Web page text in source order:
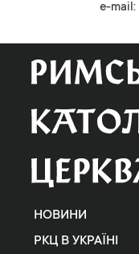
e-mail:
НОВИНИ
РКЦ В УКРАЇНІ